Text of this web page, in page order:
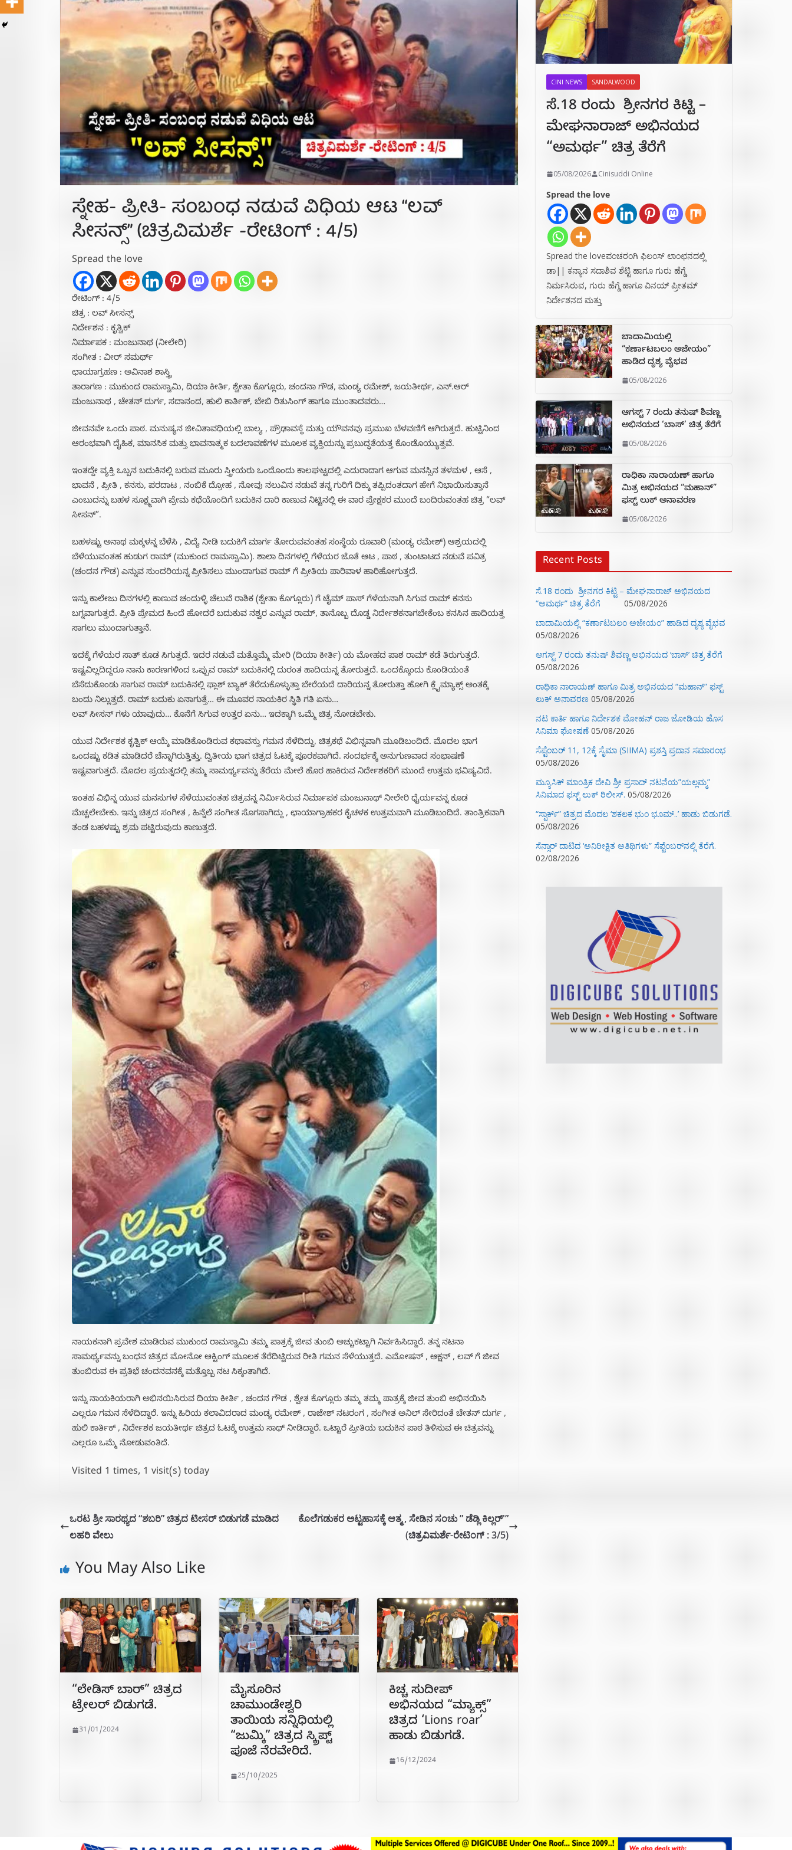
ಸ್ನೇಹ- ಪ್ರೀತಿ- ಸಂಬಂಧ ನಡುವೆ ವಿಧಿಯ ಆಟ “ಲವ್
ಸೀಸನ್ಸ್” (ಚಿತ್ರವಿಮರ್ಶೆ -ರೇಟಿಂಗ್ : 4/5)
Spread the love
ರೇಟಿಂಗ್ : 4/5
ಚಿತ್ರ : ಲವ್ ಸೀಸನ್ಸ್
ನಿರ್ದೇಶನ : ಕೃತ್ವಿಕ್
ನಿರ್ಮಾಪಕ : ಮಂಜುನಾಥ (ನೀಲೇರಿ)
ಸಂಗೀತ : ವೀರ್ ಸಮರ್ಥ್
ಛಾಯಾಗ್ರಹಣ : ಅವಿನಾಶ ಶಾಸ್ತ್ರಿ
ತಾರಾಗಣ : ಮುಕುಂದ ರಾಮಸ್ವಾಮಿ, ದಿಯಾ ಕೀರ್ತಿ, ಶ್ವೇತಾ ಕೊಗ್ಲೂರು, ಚಂದನಾ ಗೌಡ, ಮಂಡ್ಯ ರಮೇಶ್, ಜಯತೀರ್ಥ, ಎನ್.ಆರ್
ಮಂಜುನಾಥ , ಚೇತನ್ ದುರ್ಗ, ಸದಾನಂದ, ಹುಲಿ ಕಾರ್ತಿಕ್, ಬೇಬಿ ರಿತುಸಿಂಗ್ ಹಾಗೂ ಮುಂತಾದವರು…
ಜೀವನವೇ ಒಂದು ಪಾಠ. ಮನುಷ್ಯನ ಜೀವಿತಾವಧಿಯಲ್ಲಿ ಬಾಲ್ಯ , ಪ್ರೌಢಾವಸ್ಥೆ ಮತ್ತು ಯೌವನವು ಪ್ರಮುಖ ಬೆಳವಣಿಗೆ ಆಗಿರುತ್ತದೆ. ಹುಟ್ಟಿನಿಂದ
ಆರಂಭವಾಗಿ ದೈಹಿಕ, ಮಾನಸಿಕ ಮತ್ತು ಭಾವನಾತ್ಮಕ ಬದಲಾವಣೆಗಳ ಮೂಲಕ ವ್ಯಕ್ತಿಯನ್ನು ಪ್ರಬುದ್ಧತೆಯತ್ತ ಕೊಂಡೊಯ್ಯುತ್ತವೆ.
ಇಂತದ್ದೇ ವ್ಯಕ್ತಿ ಒಬ್ಬನ ಬದುಕಿನಲ್ಲಿ ಬರುವ ಮೂರು ಸ್ತ್ರೀಯರು ಒಂದೊಂದು ಕಾಲಘಟ್ಟದಲ್ಲಿ ಎದುರಾದಾಗ ಆಗುವ ಮನಸ್ಸಿನ ತಳಮಳ , ಆಸೆ ,
ಭಾವನೆ , ಪ್ರೀತಿ , ಕನಸು, ಪರದಾಟ , ನಂಬಿಕೆ ದ್ರೋಹ , ನೋವು ನಲುವಿನ ನಡುವೆ ತನ್ನ ಗುರಿಗೆ ದಿಕ್ಕು ತಪ್ಪಿದಂತದಾಗ ಹೇಗೆ ನಿಭಾಯಿಸುತ್ತಾನೆ
ಎಂಬುದನ್ನು ಬಹಳ ಸೂಕ್ಷ್ಮವಾಗಿ ಪ್ರೇಮ ಕಥೆಯೊಂದಿಗೆ ಬದುಕಿನ ದಾರಿ ಕಾಣುವ ನಿಟ್ಟಿನಲ್ಲಿ ಈ ವಾರ ಪ್ರೇಕ್ಷಕರ ಮುಂದೆ ಬಂದಿರುವಂತಹ ಚಿತ್ರ “ಲವ್
ಸೀಸನ್”.
ಬಹಳಷ್ಟು ಅನಾಥ ಮಕ್ಕಳನ್ನ ಬೆಳೆಸಿ , ವಿದ್ಯೆ ನೀಡಿ ಬದುಕಿಗೆ ಮಾರ್ಗ ತೋರುವವಂತಹ ಸಂಸ್ಥೆಯ ರೂವಾರಿ (ಮಂಡ್ಯ ರಮೇಶ್) ಆಶ್ರಯದಲ್ಲಿ
ಬೆಳೆಯುವಂತಹ ಹುಡುಗ ರಾಮ್ (ಮುಕುಂದ ರಾಮಸ್ವಾಮಿ). ಶಾಲಾ ದಿನಗಳಲ್ಲಿ ಗೆಳೆಯರ ಜೊತೆ ಆಟ , ಪಾಠ , ತುಂಟಾಟದ ನಡುವೆ ಪವಿತ್ರ
(ಚಂದನ ಗೌಡ) ಎನ್ನುವ ಸುಂದರಿಯನ್ನ ಪ್ರೀತಿಸಲು ಮುಂದಾಗುವ ರಾಮ್ ಗೆ ಪ್ರೀತಿಯ ಪಾರಿವಾಳ ಹಾರಿಹೋಗುತ್ತದೆ.
ಇನ್ನು ಕಾಲೇಜು ದಿನಗಳಲ್ಲಿ ಕಾಣುವ ಚಂದುಳ್ಳಿ ಚೆಲುವೆ ರಾಶಿಕ (ಶ್ವೇತಾ ಕೊಗ್ಲೂರು) ಗೆ ಟೈಮ್ ಪಾಸ್ ಗೆಳೆಯನಾಗಿ ಸಿಗುವ ರಾಮ್ ಕನಸು
ಬಗ್ನವಾಗುತ್ತದೆ. ಪ್ರೀತಿ ಪ್ರೇಮದ ಹಿಂದೆ ಹೋದರೆ ಬದುಕುವ ನಶ್ವರ ಎನ್ನುವ ರಾಮ್, ತಾನೊಬ್ಬ ದೊಡ್ಡ ನಿರ್ದೇಶಕನಾಗಬೇಕೆಂಬ ಕನಸಿನ ಹಾದಿಯತ್ತ
ಸಾಗಲು ಮುಂದಾಗುತ್ತಾನೆ.
ಇದಕ್ಕೆ ಗೆಳೆಯರ ಸಾತ್ ಕೂಡ ಸಿಗುತ್ತದೆ. ಇದರ ನಡುವೆ ಮತ್ತೊಮ್ಮೆ ಮೇರಿ (ದಿಯಾ ಕೀರ್ತಿ) ಯ ಮೋಹದ ಪಾಶ ರಾಮ್ ಕಡೆ ತಿರುಗುತ್ತದೆ.
ಇಷ್ಟವಿಲ್ಲದಿದ್ದರೂ ನಾನು ಕಾರಣಗಳಿಂದ ಒಪ್ಪುವ ರಾಮ್ ಬದುಕಿನಲ್ಲಿ ದುರಂತ ಹಾದಿಯನ್ನ ತೋರುತ್ತದೆ. ಒಂದಕ್ಕೊಂದು ಕೊಂಡಿಯಂತೆ
ಬೆಸೆದುಕೊಂಡು ಸಾಗುವ ರಾಮ್ ಬದುಕಿನಲ್ಲಿ ಫ್ಲಾಶ್ ಬ್ಯಾಕ್ ತೆರೆದುಕೊಳ್ಳುತ್ತಾ ಬೇರೆಯದೆ ದಾರಿಯನ್ನ ತೋರುತ್ತಾ ಹೋಗಿ ಕ್ಲೈಮ್ಯಾಕ್ಸ್ ಅಂತಕ್ಕೆ
ಬಂದು ನಿಲ್ಲುತ್ತದೆ. ರಾಮ್ ಬದುಕು ಏನಾಗುತ್ತೆ… ಈ ಮೂವರ ನಾಯಕಿರ ಸ್ಥಿತಿ ಗತಿ ಏನು…
ಲವ್ ಸೀಸನ್ ಗಳು ಯಾವುದು… ಕೊನೆಗೆ ಸಿಗುವ ಉತ್ತರ ಏನು… ಇದಕ್ಕಾಗಿ ಒಮ್ಮೆ ಚಿತ್ರ ನೋಡಬೇಕು.
ಯುವ ನಿರ್ದೇಶಕ ಕೃತ್ವಿಕ್ ಆಯ್ಕೆ ಮಾಡಿಕೊಂಡಿರುವ ಕಥಾವಸ್ತು ಗಮನ ಸೆಳೆದಿದ್ದು, ಚಿತ್ರಕಥೆ ವಿಭಿನ್ನವಾಗಿ ಮೂಡಿಬಂದಿದೆ. ಮೊದಲ ಭಾಗ
ಒಂದಷ್ಟು ಕಡಿತ ಮಾಡಿದರೆ ಚೆನ್ನಾಗಿರುತ್ತಿತ್ತು. ದ್ವಿತೀಯ ಭಾಗ ಚಿತ್ರದ ಓಟಕ್ಕೆ ಪೂರಕವಾಗಿದೆ. ಸಂದರ್ಭಕ್ಕೆ ಅನುಗುಣವಾದ ಸಂಭಾಷಣೆ
ಇಷ್ಟವಾಗುತ್ತದೆ. ಮೊದಲ ಪ್ರಯತ್ನದಲ್ಲಿ ತಮ್ಮ ಸಾಮರ್ಥ್ಯವನ್ನು ತೆರೆಯ ಮೇಲೆ ಹೊರ ಹಾಕಿರುವ ನಿರ್ದೇಶಕರಿಗೆ ಮುಂದೆ ಉತ್ತಮ ಭವಿಷ್ಯವಿದೆ.
ಇಂತಹ ವಿಭಿನ್ನ ಯುವ ಮನಸುಗಳ ಸೆಳೆಯುವಂತಹ ಚಿತ್ರವನ್ನ ನಿರ್ಮಿಸಿರುವ ನಿರ್ಮಾಪಕ ಮಂಜುನಾಥ್ ನೀಲೇರಿ ಧೈರ್ಯವನ್ನ ಕೂಡ
ಮೆಚ್ಚಲೇಬೇಕು. ಇನ್ನು ಚಿತ್ರದ ಸಂಗೀತ , ಹಿನ್ನೆಲೆ ಸಂಗೀತ ಸೊಗಸಾಗಿದ್ದು , ಛಾಯಾಗ್ರಾಹಕರ ಕೈಚಳಕ ಉತ್ತಮವಾಗಿ ಮೂಡಿಬಂದಿದೆ. ತಾಂತ್ರಿಕವಾಗಿ
ತಂಡ ಬಹಳಷ್ಟು ಶ್ರಮ ಪಟ್ಟಿರುವುದು ಕಾಣುತ್ತದೆ.
ನಾಯಕನಾಗಿ ಪ್ರವೇಶ ಮಾಡಿರುವ ಮುಕುಂದ ರಾಮಸ್ವಾಮಿ ತಮ್ಮ ಪಾತ್ರಕ್ಕೆ ಜೀವ ತುಂಬಿ ಅಚ್ಚುಕಟ್ಟಾಗಿ ನಿರ್ವಹಿಸಿದ್ದಾರೆ. ತನ್ನ ನಟನಾ
ಸಾಮರ್ಥ್ಯವನ್ನು ಬಂಧನ ಚಿತ್ರದ ಮೋನೋ ಆಕ್ಟಿಂಗ್ ಮೂಲಕ ತೆರೆದಿಟ್ಟಿರುವ ರೀತಿ ಗಮನ ಸೆಳೆಯುತ್ತದೆ. ಎಮೋಷನ್ , ಆಕ್ಷನ್ , ಲವ್ ಗೆ ಜೀವ
ತುಂಬಿರುವ ಈ ಪ್ರತಿಭೆ ಚಂದನವನಕ್ಕೆ ಮತ್ತೊಬ್ಬ ನಟ ಸಿಕ್ಕಂತಾಗಿದೆ.
ಇನ್ನು ನಾಯಕಿಯರಾಗಿ ಅಭಿನಯಿಸಿರುವ ದಿಯಾ ಕೀರ್ತಿ , ಚಂದನ ಗೌಡ , ಶ್ವೇತ ಕೊಗ್ಲೂರು ತಮ್ಮ ತಮ್ಮ ಪಾತ್ರಕ್ಕೆ ಜೀವ ತುಂಬಿ ಅಭಿನಯಿಸಿ
ಎಲ್ಲರೂ ಗಮನ ಸೆಳೆದಿದ್ದಾರೆ. ಇನ್ನು ಹಿರಿಯ ಕಲಾವಿದರಾದ ಮಂಡ್ಯ ರಮೇಶ್ , ರಾಜೇಶ್ ನಟರಂಗ , ಸಂಗೀತ ಅನಿಲ್ ಸೇರಿದಂತೆ ಚೇತನ್ ದುರ್ಗ ,
ಹುಲಿ ಕಾರ್ತಿಕ್ , ನಿರ್ದೇಶಕ ಜಯತೀರ್ಥ ಚಿತ್ರದ ಓಟಕ್ಕೆ ಉತ್ತಮ ಸಾಥ್ ನೀಡಿದ್ದಾರೆ. ಒಟ್ಟಾರೆ ಪ್ರೀತಿಯ ಬದುಕಿನ ಪಾಠ ತಿಳಿಸುವ ಈ ಚಿತ್ರವನ್ನು
ಎಲ್ಲರೂ ಒಮ್ಮೆ ನೋಡುವಂತಿದೆ.
Visited 1 times, 1 visit(s) today
ಒರಟ ಶ್ರೀ ಸಾರಥ್ಯದ “ಶಬರಿ” ಚಿತ್ರದ ಟೀಸರ್ ಬಿಡುಗಡೆ ಮಾಡಿದ
ಲಹರಿ ವೇಲು
ಕೊಲೆಗಡುಕರ ಅಟ್ಟಹಾಸಕ್ಕೆ ಆತ್ಮ , ಸೇಡಿನ ಸಂಚು ” ಡೆಡ್ಲಿ ಕಿಲ್ಲರ್'”
(ಚಿತ್ರವಿಮರ್ಶೆ-ರೇಟಿಂಗ್ : 3/5)
You May Also Like
“ಲೇಡಿಸ್ ಬಾರ್” ಚಿತ್ರದ
ಟ್ರೇಲರ್ ಬಿಡುಗಡೆ.
31/01/2024
ಮೈಸೂರಿನ
ಚಾಮುಂಡೇಶ್ವರಿ
ತಾಯಿಯ ಸನ್ನಿಧಿಯಲ್ಲಿ
“ಜುಮ್ಕಿ” ಚಿತ್ರದ ಸ್ಕ್ರಿಪ್ಟ್
ಪೂಜೆ ನೆರವೇರಿದೆ.
25/10/2025
ಕಿಚ್ಚ ಸುದೀಪ್
ಅಭಿನಯದ “ಮ್ಯಾಕ್ಸ್”
ಚಿತ್ರದ ‘Lions roar’
ಹಾಡು ಬಿಡುಗಡೆ.
16/12/2024
CINI NEWS SANDALWOOD
ಸೆ.18 ರಂದು ಶ್ರೀನಗರ ಕಿಟ್ಟಿ –
ಮೇಘನಾರಾಜ್ ಅಭಿನಯದ
“ಅಮರ್ಥ” ಚಿತ್ರ ತೆರೆಗೆ
05/08/2026 Cinisuddi Online
Spread the love
Spread the loveಪಂಚರಂಗಿ ಫಿಲಂಸ್ ಲಾಂಛನದಲ್ಲಿ
ಡಾ|| ಕನ್ಯಾನ ಸದಾಶಿವ ಶೆಟ್ಟಿ ಹಾಗೂ ಗುರು ಹೆಗ್ಡೆ
ನಿರ್ಮಸಿರುವ, ಗುರು ಹೆಗ್ಡೆ ಹಾಗೂ ವಿನಯ್ ಪ್ರೀತಮ್
ನಿರ್ದೇಶನದ ಮತ್ತು
ಬಾದಾಮಿಯಲ್ಲಿ
“ಕರ್ಣಾಟಬಲಂ ಅಜೇಯಂ”
ಹಾಡಿದ ದೃಶ್ಯ ವೈಭವ
05/08/2026
ಆಗಸ್ಟ್ 7 ರಂದು ತನುಷ್ ಶಿವಣ್ಣ
ಅಭಿನಯದ ‘ಬಾಸ್’ ಚಿತ್ರ ತೆರೆಗೆ
05/08/2026
ರಾಧಿಕಾ ನಾರಾಯಣ್ ಹಾಗೂ
ಮಿತ್ರ ಅಭಿನಯದ “ಮಹಾನ್”
ಫಸ್ಟ್ ಲುಕ್ ಅನಾವರಣ
05/08/2026
Recent Posts
ಸೆ.18 ರಂದು ಶ್ರೀನಗರ ಕಿಟ್ಟಿ – ಮೇಘನಾರಾಜ್ ಅಭಿನಯದ
“ಅಮರ್ಥ” ಚಿತ್ರ ತೆರೆಗೆ
05/08/2026
ಬಾದಾಮಿಯಲ್ಲಿ “ಕರ್ಣಾಟಬಲಂ ಅಜೇಯಂ” ಹಾಡಿದ ದೃಶ್ಯ ವೈಭವ
05/08/2026
ಆಗಸ್ಟ್ 7 ರಂದು ತನುಷ್ ಶಿವಣ್ಣ ಅಭಿನಯದ ‘ಬಾಸ್’ ಚಿತ್ರ ತೆರೆಗೆ
05/08/2026
ರಾಧಿಕಾ ನಾರಾಯಣ್ ಹಾಗೂ ಮಿತ್ರ ಅಭಿನಯದ “ಮಹಾನ್” ಫಸ್ಟ್
ಲುಕ್ ಅನಾವರಣ 05/08/2026
ನಟ ಕಾರ್ತಿ ಹಾಗೂ ನಿರ್ದೇಶಕ ಮೋಹನ್ ರಾಜ ಜೋಡಿಯ ಹೊಸ
ಸಿನಿಮಾ ಘೋಷಣೆ 05/08/2026
ಸೆಪ್ಟೆಂಬರ್ 11, 12ಕ್ಕೆ ಸೈಮಾ (SIIMA) ಪ್ರಶಸ್ತಿ ಪ್ರದಾನ ಸಮಾರಂಭ
05/08/2026
ಮ್ಯೂಸಿಕ್‌ ಮಾಂತ್ರಿಕ ದೇವಿ ಶ್ರೀ ಪ್ರಸಾದ್ ನಟನೆಯ”ಯಲ್ಲಮ್ಮ”
ಸಿನಿಮಾದ ಫಸ್ಟ್‌ ಲುಕ್‌ ರಿಲೀಸ್. 05/08/2026
“ಸ್ಪಾರ್ಕ್” ಚಿತ್ರದ ಮೊದಲ‌ ‘ಶಕಲಕ ಭುಂ‌ ಭೂಮ್..’ ಹಾಡು ಬಿಡುಗಡೆ.
05/08/2026
ಸೆನ್ಸಾರ್ ದಾಟಿದ ‘ಅನಿರೀಕ್ಷಿತ ಅತಿಥಿಗಳು” ಸೆಪ್ಟೆಂಬರ್‌ನಲ್ಲಿ ತೆರೆಗೆ.
02/08/2026